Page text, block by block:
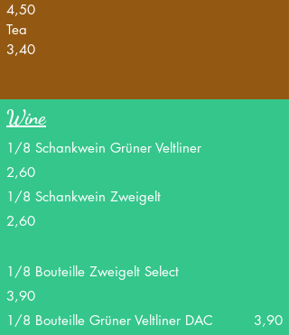
4,50
Tea
3,40
Wine
1/8 Schankwein Grüner Veltliner
2,60
1/8 Schankwein Zweigelt
2,60
1/8 Bouteille Zweigelt Select
3,90
1/8 Bouteille Grüner Veltliner DAC 3,90